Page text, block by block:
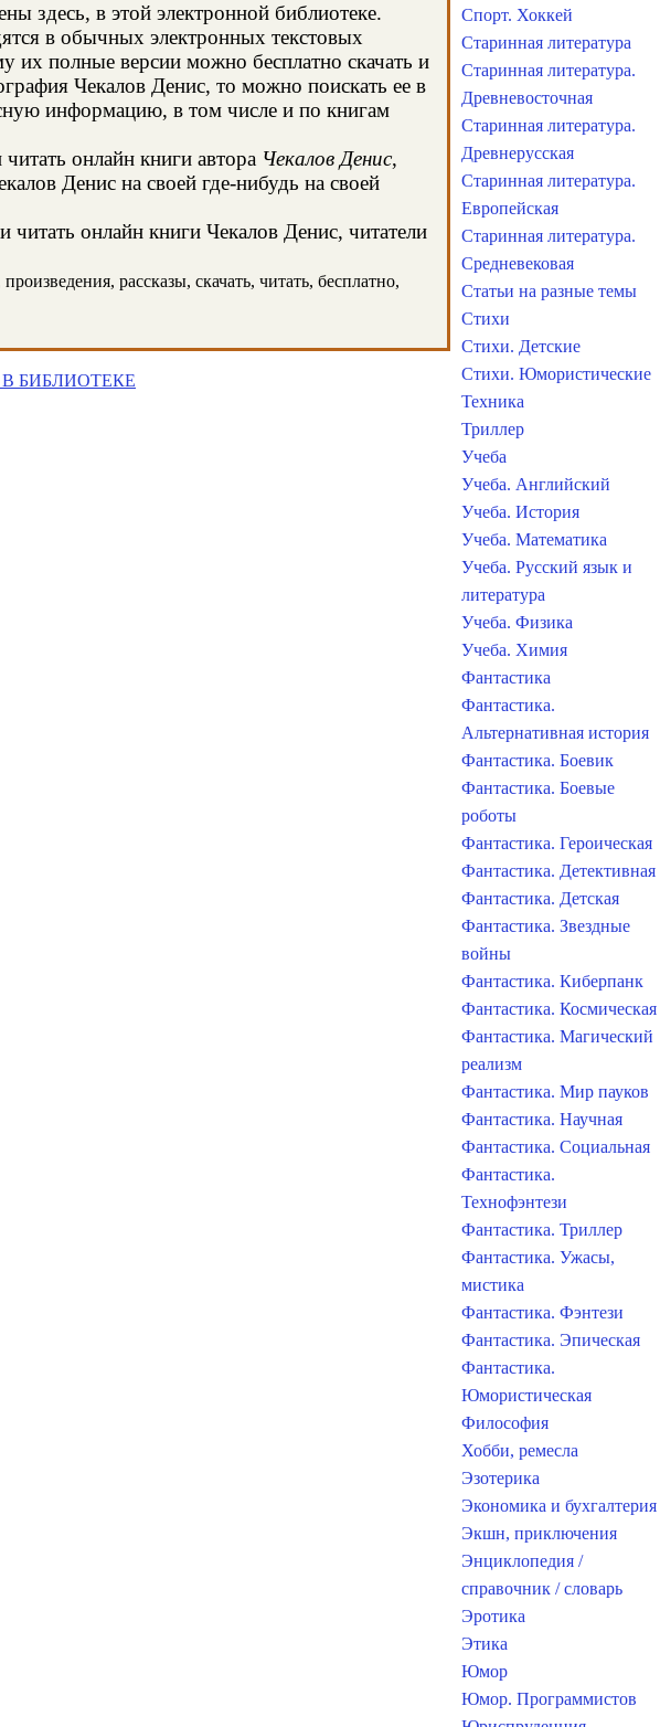
здесь, в этой электронной библиотеке.
в обычных электронных текстовых
полные версии можно бесплатно скачать и
Чекалов Денис, то можно поискать ее в
информацию, в том числе и по книгам
онлайн книги автора Чекалов Денис,
Денис на своей где-нибудь на своей
читать онлайн книги Чекалов Денис, читатели
рассказы, скачать, читать, бесплатно,
БИБЛИОТЕКЕ
Спорт. Хоккей
Старинная литература
Старинная литература.
Древневосточная
Старинная литература.
Древнерусская
Старинная литература.
Европейская
Старинная литература.
Средневековая
Статьи на разные темы
Стихи
Стихи. Детские
Стихи. Юмористические
Техника
Триллер
Учеба
Учеба. Английский
Учеба. История
Учеба. Математика
Учеба. Русский язык и
литература
Учеба. Физика
Учеба. Химия
Фантастика
Фантастика.
Альтернативная история
Фантастика. Боевик
Фантастика. Боевые
роботы
Фантастика. Героическая
Фантастика. Детективная
Фантастика. Детская
Фантастика. Звездные
войны
Фантастика. Киберпанк
Фантастика. Космическая
Фантастика. Магический
реализм
Фантастика. Мир пауков
Фантастика. Научная
Фантастика. Социальная
Фантастика.
Технофэнтези
Фантастика. Триллер
Фантастика. Ужасы,
мистика
Фантастика. Фэнтези
Фантастика. Эпическая
Фантастика.
Юмористическая
Философия
Хобби, ремесла
Эзотерика
Экономика и бухгалтерия
Экшн, приключения
Энциклопедия /
справочник / словарь
Эротика
Этика
Юмор
Юмор. Программистов